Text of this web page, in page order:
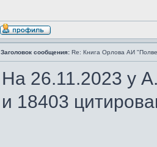
Заголовок сообщения: Re: Книга Орлова АИ
На 26.11.2023 у
и 18403